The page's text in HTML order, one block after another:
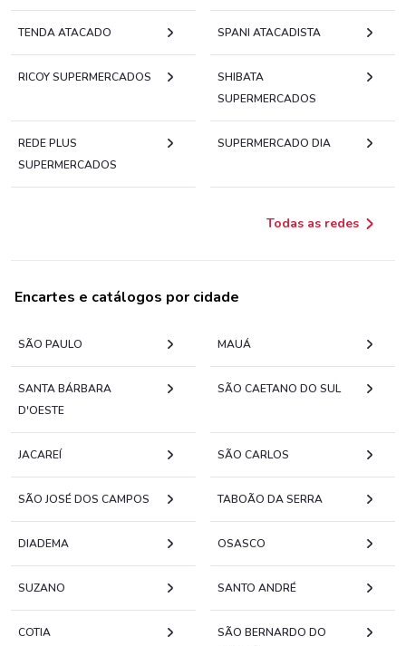
TENDA ATACADO SPANI ATACADISTA
RICOY SUPERMERCADOS
SHIBATA
SUPERMERCADOS
REDE PLUS
SUPERMERCADOS
SUPERMERCADO DIA
Todas as redes
Encartes e catálogos por cidade
SÃO PAULO MAUÁ
SANTA BÁRBARA
D'OESTE
SÃO CAETANO DO SUL
JACAREÍ SÃO CARLOS
SÃO JOSÉ DOS CAMPOS TABOÃO DA SERRA
DIADEMA OSASCO
SUZANO SANTO ANDRÉ
COTIA
SÃO BERNARDO DO